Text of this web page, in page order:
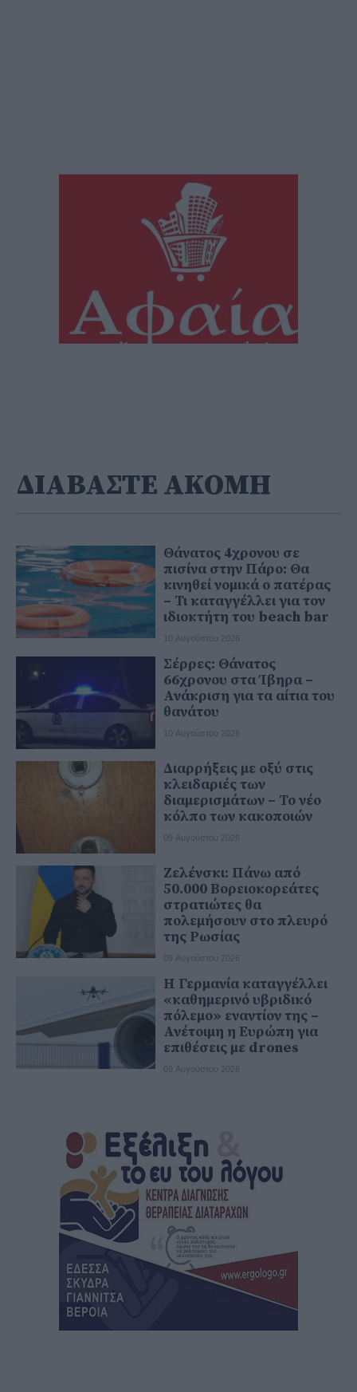
ΔΙΑΒΑΣΤΕ ΑΚΟΜΗ
Θάνατος 4χρονου σε
πισίνα στην Πάρο: Θα
κινηθεί νομικά ο πατέρας
– Τι καταγγέλλει για τον
ιδιοκτήτη του beach bar
10 Αυγούστου 2026
Σέρρες: Θάνατος
66χρονου στα Ίβηρα –
Ανάκριση για τα αίτια του
θανάτου
10 Αυγούστου 2026
Διαρρήξεις με οξύ στις
κλειδαριές των
διαμερισμάτων – Το νέο
κόλπο των κακοποιών
09 Αυγούστου 2026
Ζελένσκι: Πάνω από
50.000 Βορειοκορεάτες
στρατιώτες θα
πολεμήσουν στο πλευρό
της Ρωσίας
09 Αυγούστου 2026
Η Γερμανία καταγγέλλει
«καθημερινό υβριδικό
πόλεμο» εναντίον της –
Ανέτοιμη η Ευρώπη για
επιθέσεις με drones
09 Αυγούστου 2026